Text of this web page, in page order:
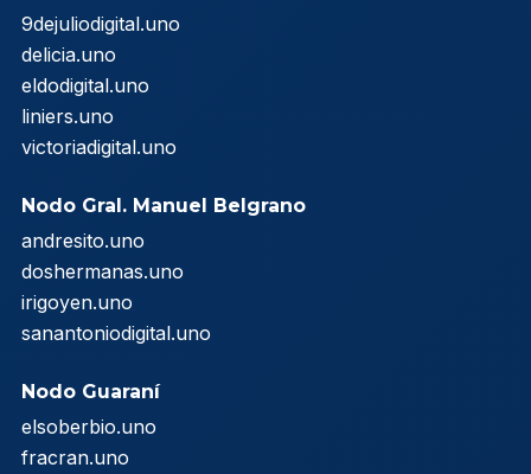
9dejuliodigital.uno
delicia.uno
eldodigital.uno
liniers.uno
victoriadigital.uno
Nodo Gral. Manuel Belgrano
andresito.uno
doshermanas.uno
irigoyen.uno
sanantoniodigital.uno
Nodo Guaraní
elsoberbio.uno
fracran.uno